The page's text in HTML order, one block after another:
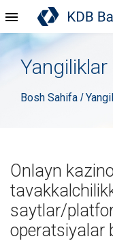
Yangiliklar
Bosh Sahifa /
Onlayn
saytlar/
operatsiyalar